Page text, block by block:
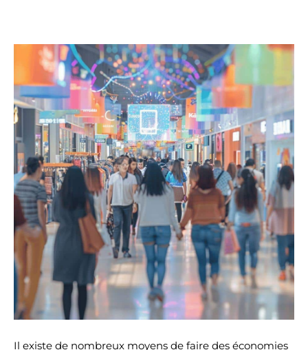
Il existe de nombreux moyens de faire des économies